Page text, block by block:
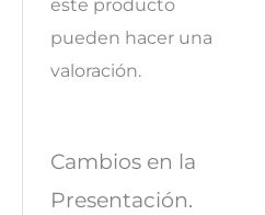
este producto
pueden hacer una
valoración.
Cambios en la
Presentación.